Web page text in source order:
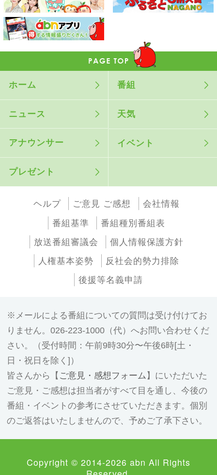
ホーム 番組
ニュース 天気
アナウンサー イベント
プレゼント
ヘルプ ご意見 ご感想
会社情報
番組基準
番組種別番組表
放送番組審議会
個人情報保護方針
人権基本姿勢
反社会的勢力排除
後援等名義申請
メールによる番組についての質問は受け付けてお
りません。026-223-1000（代）へお問い合わせくだ
さい。（受付時間：午前9時30分〜午後6時[土・
日・祝日を除く]）
皆さんから【 ご意見・感想フォーム 】にいただいた
ご意見・ご感想は担当者がすべて目を通し、今後の
番組・イベントの参考にさせていただきます。個別
のご返答はいたしませんので、予めご了承下さい。
Copyright © 2014-2026 abn All Rights